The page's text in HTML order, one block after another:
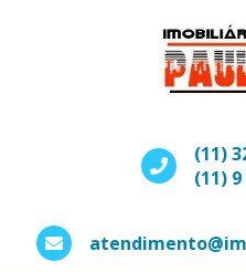
(11)
(11)